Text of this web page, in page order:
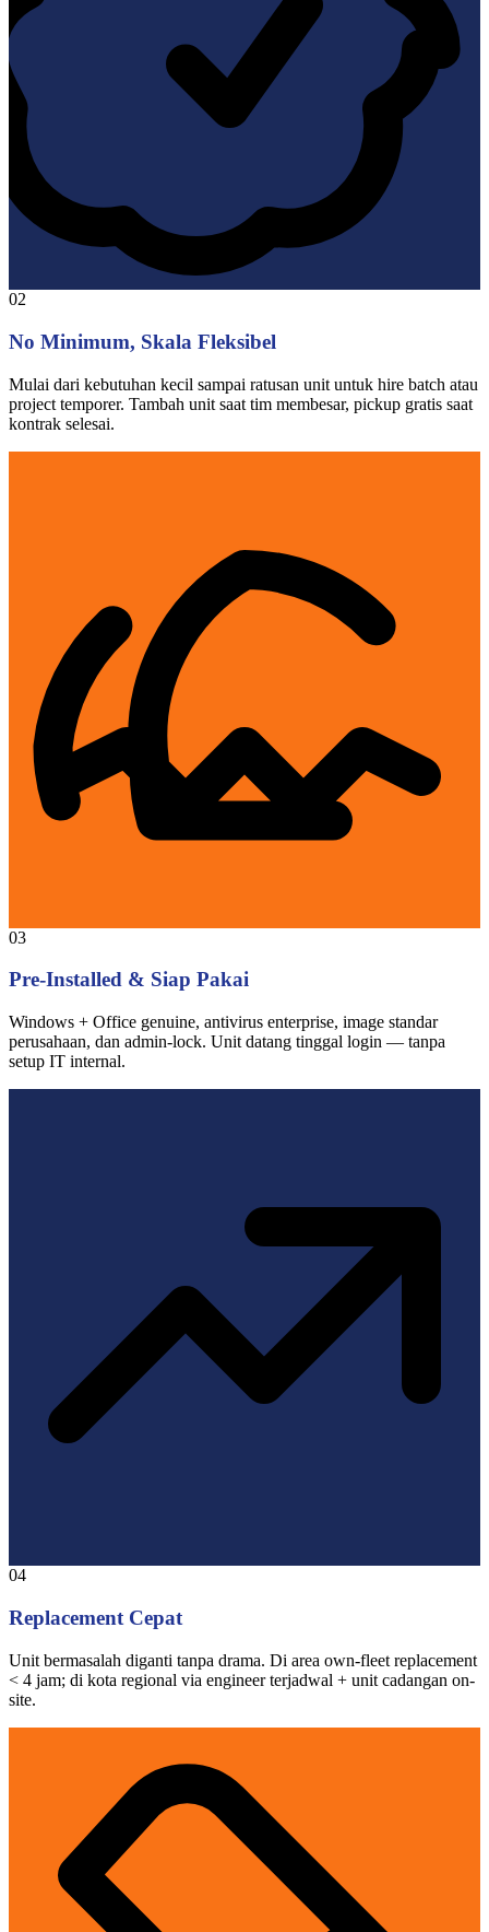
02
No Minimum, Skala Fleksibel
Mulai dari kebutuhan kecil sampai ratusan unit untuk hire batch atau
project temporer. Tambah unit saat tim membesar, pickup gratis saat
kontrak selesai.
03
Pre-Installed & Siap Pakai
Windows + Office genuine, antivirus enterprise, image standar
perusahaan, dan admin-lock. Unit datang tinggal login — tanpa
setup IT internal.
04
Replacement Cepat
Unit bermasalah diganti tanpa drama. Di area own-fleet replacement
< 4 jam; di kota regional via engineer terjadwal + unit cadangan on-
site.